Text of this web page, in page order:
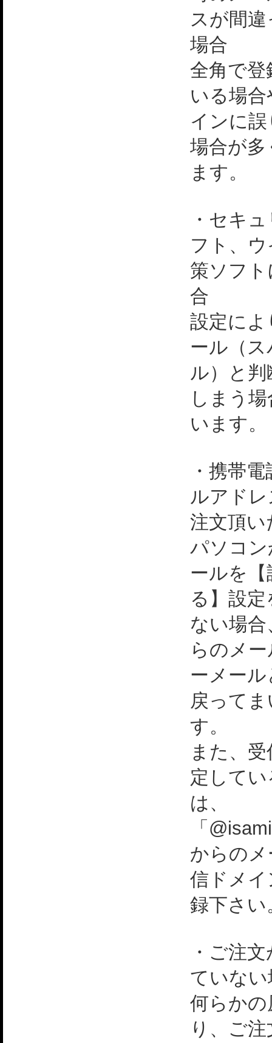
スが間
場合
全角で
いる場
インに
場合が
ます。
・セキ
フト、
策ソフ
合
設定に
ール（
ル）と
しまう
います。
・携帯
ルアド
注文頂い
パソコ
ールを【
る】設
ない場
らのメ
ーメー
戻って
す。
また、
定して
は、
「
からの
信ドメ
録下さい
・ご注
ていない
何らか
り、ご